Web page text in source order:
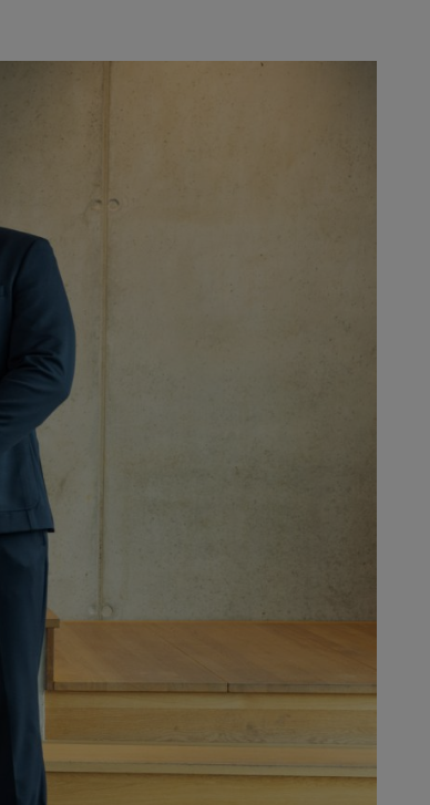
Wetzel (dirigeants de Mogatec)
dans la success
notre site de
et Alexander
emploie
ainsi que des